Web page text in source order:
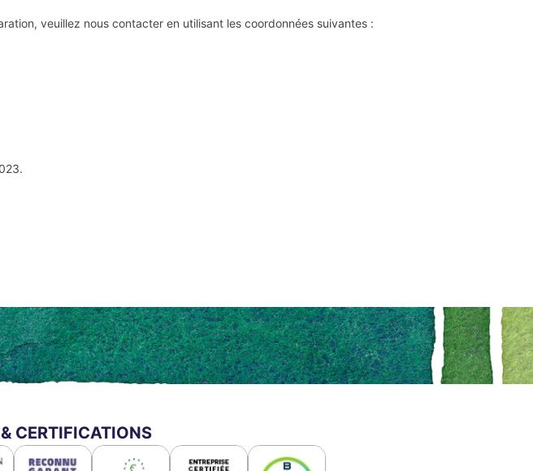
veuillez nous contacter en utilisant les coordonnées suivantes :
CERTIFICATIONS